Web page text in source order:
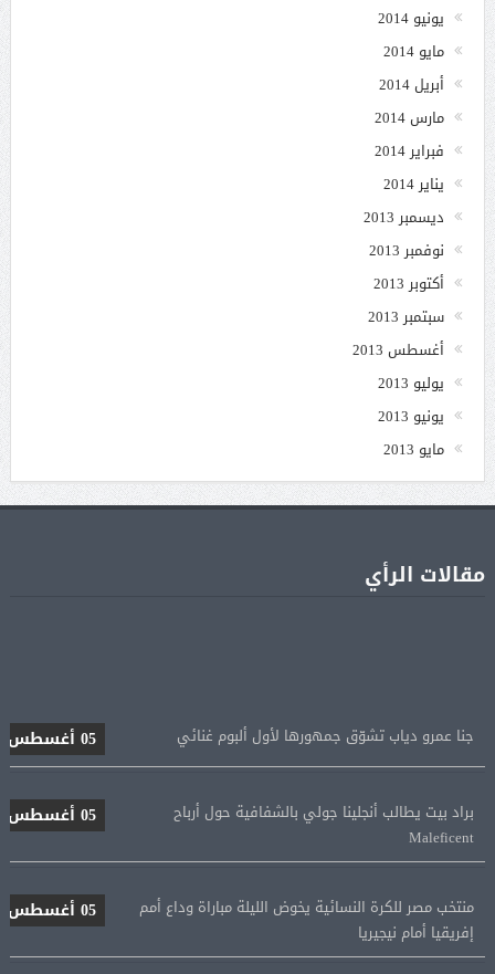
يونيو 2014
مايو 2014
أبريل 2014
مارس 2014
فبراير 2014
يناير 2014
ديسمبر 2013
نوفمبر 2013
أكتوبر 2013
سبتمبر 2013
أغسطس 2013
يوليو 2013
يونيو 2013
مايو 2013
مقالات الرأي
Maleficent
إفريقيا أمام نيجيريا